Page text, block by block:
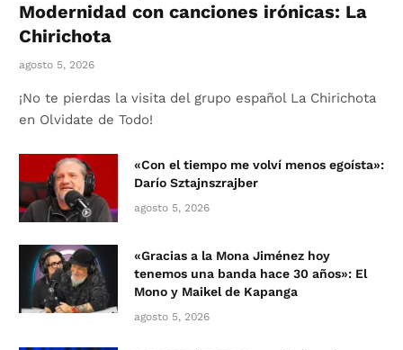
Modernidad con canciones irónicas: La
Chirichota
agosto 5, 2026
¡No te pierdas la visita del grupo español La Chirichota
en Olvidate de Todo!
«Con el tiempo me volví menos egoísta»:
Darío Sztajnszrajber
agosto 5, 2026
«Gracias a la Mona Jiménez hoy
tenemos una banda hace 30 años»: El
Mono y Maikel de Kapanga
agosto 5, 2026